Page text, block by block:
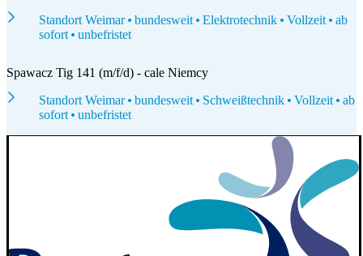
Standort Weimar
bundesweit Elektrotechnik Vollzeit
ab
sofort
unbefristet
Spawacz Tig 141 (m/f/d) - cale Niemcy
Standort Weimar
bundesweit Schweißtechnik Vollzeit
ab
sofort
unbefristet